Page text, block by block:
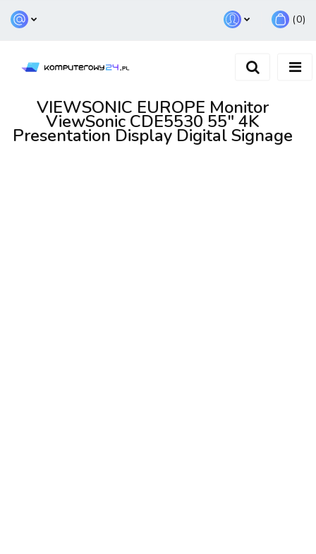
Zarejestruj się
(0)
VIEWSONIC EUROPE Monitor
ViewSonic CDE5530 55" 4K
Presentation Display Digital Signage